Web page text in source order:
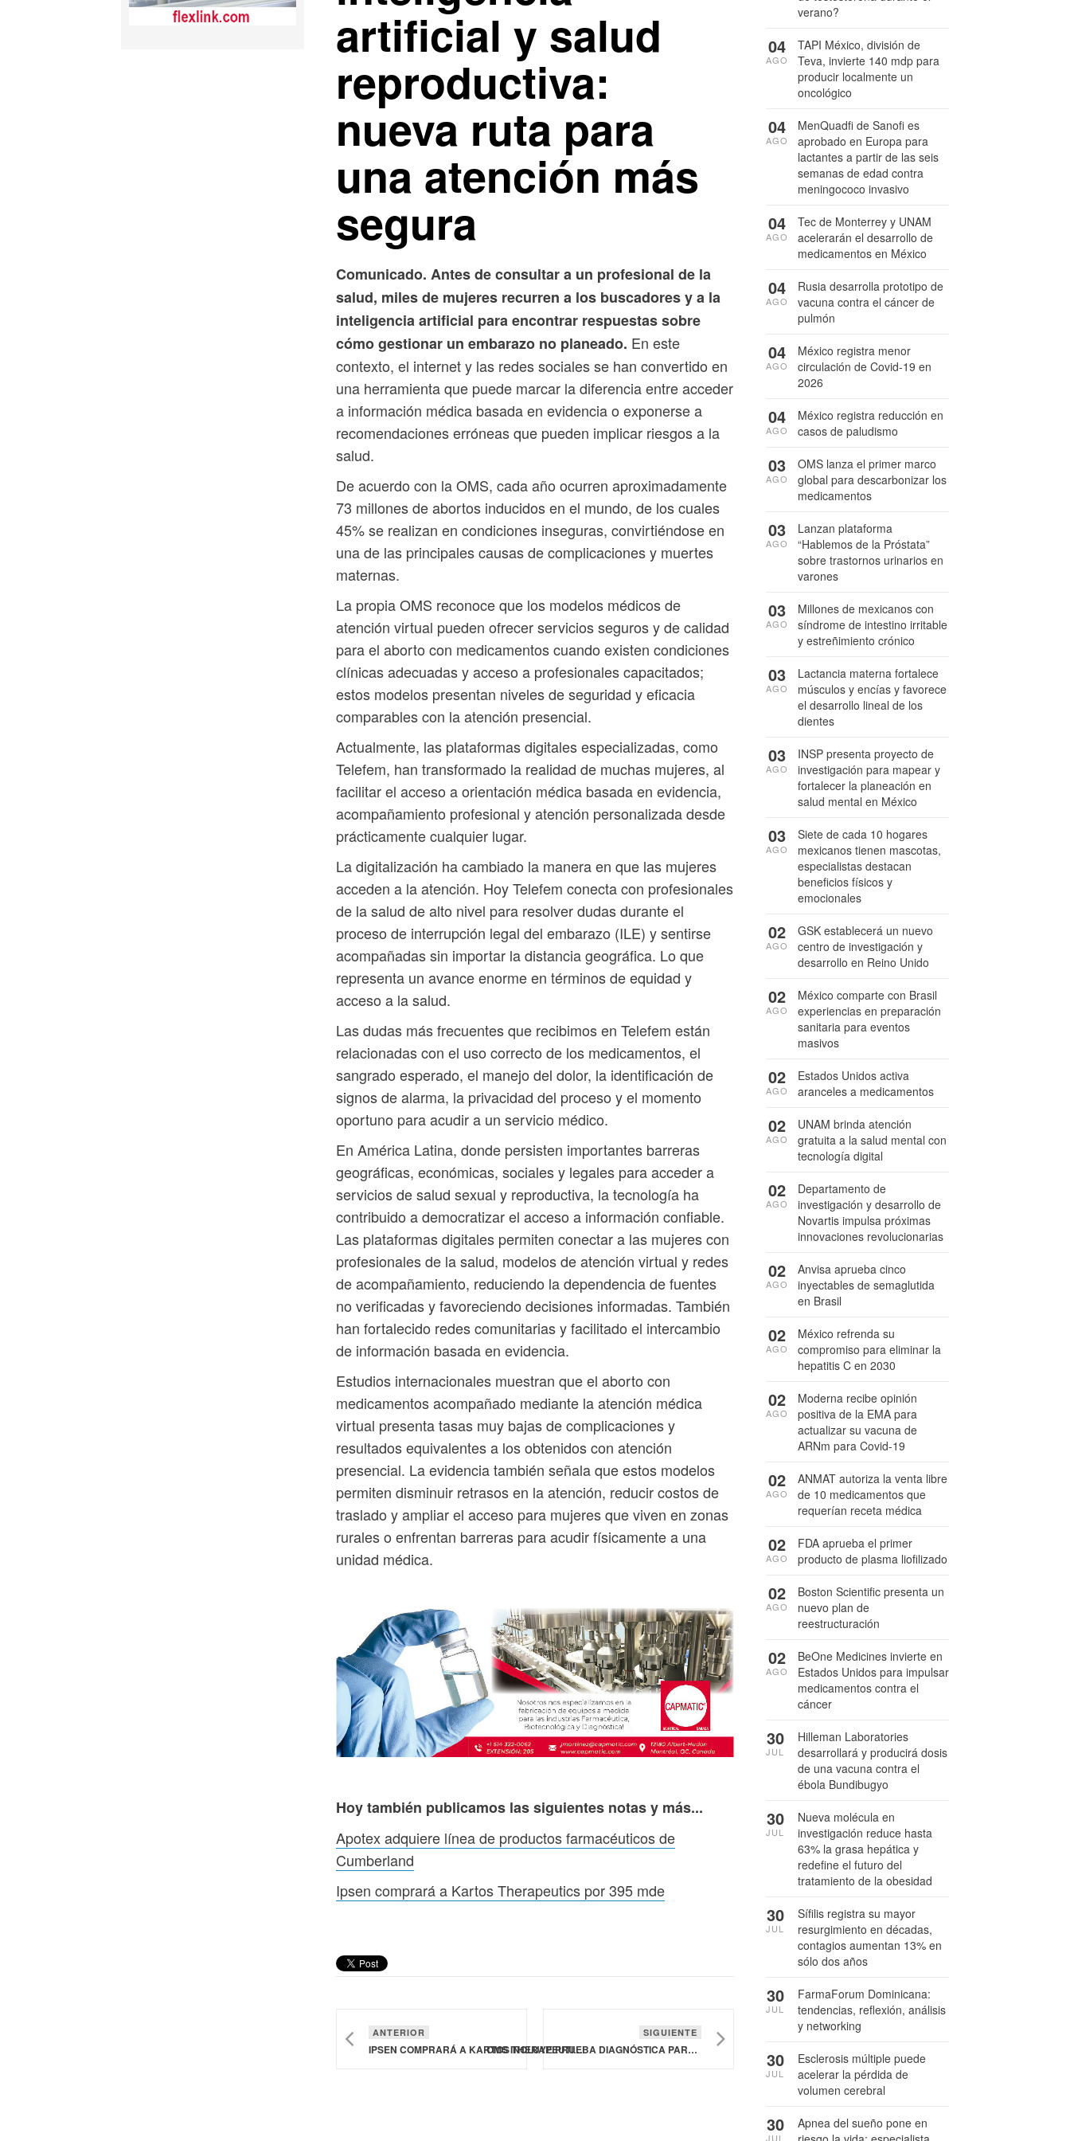
artificial y salud
reproductiva:
nueva ruta para
una atención más
segura
Comunicado. Antes de consultar a un profesional de la
salud, miles de mujeres recurren a los buscadores y a la
inteligencia artificial para encontrar respuestas sobre
cómo gestionar un embarazo no planeado. En este
contexto, el internet y las redes sociales se han convertido en
una herramienta que puede marcar la diferencia entre acceder
a información médica basada en evidencia o exponerse a
recomendaciones erróneas que pueden implicar riesgos a la
salud.
De acuerdo con la OMS, cada año ocurren aproximadamente
73 millones de abortos inducidos en el mundo, de los cuales
45% se realizan en condiciones inseguras, convirtiéndose en
una de las principales causas de complicaciones y muertes
maternas.
La propia OMS reconoce que los modelos médicos de
atención virtual pueden ofrecer servicios seguros y de calidad
para el aborto con medicamentos cuando existen condiciones
clínicas adecuadas y acceso a profesionales capacitados;
estos modelos presentan niveles de seguridad y eficacia
comparables con la atención presencial.
Actualmente, las plataformas digitales especializadas, como
Telefem, han transformado la realidad de muchas mujeres, al
facilitar el acceso a orientación médica basada en evidencia,
acompañamiento profesional y atención personalizada desde
prácticamente cualquier lugar.
La digitalización ha cambiado la manera en que las mujeres
acceden a la atención. Hoy Telefem conecta con profesionales
de la salud de alto nivel para resolver dudas durante el
proceso de interrupción legal del embarazo (ILE) y sentirse
acompañadas sin importar la distancia geográfica. Lo que
representa un avance enorme en términos de equidad y
acceso a la salud.
Las dudas más frecuentes que recibimos en Telefem están
relacionadas con el uso correcto de los medicamentos, el
sangrado esperado, el manejo del dolor, la identificación de
signos de alarma, la privacidad del proceso y el momento
oportuno para acudir a un servicio médico.
En América Latina, donde persisten importantes barreras
geográficas, económicas, sociales y legales para acceder a
servicios de salud sexual y reproductiva, la tecnología ha
contribuido a democratizar el acceso a información confiable.
Las plataformas digitales permiten conectar a las mujeres con
profesionales de la salud, modelos de atención virtual y redes
de acompañamiento, reduciendo la dependencia de fuentes
no verificadas y favoreciendo decisiones informadas. También
han fortalecido redes comunitarias y facilitado el intercambio
de información basada en evidencia.
Estudios internacionales muestran que el aborto con
medicamentos acompañado mediante la atención médica
virtual presenta tasas muy bajas de complicaciones y
resultados equivalentes a los obtenidos con atención
presencial. La evidencia también señala que estos modelos
permiten disminuir retrasos en la atención, reducir costos de
traslado y ampliar el acceso para mujeres que viven en zonas
rurales o enfrentan barreras para acudir físicamente a una
unidad médica.
Hoy también publicamos las siguientes notas y más...
Apotex adquiere línea de productos farmacéuticos de
Cumberland
Ipsen comprará a Kartos Therapeutics por 395 mde
ANTERIOR
IPSEN COMPRARÁ A KARTOS THERAPEUTICS POR 395 MDE
SIGUIENTE
OMS INCLUYE PRUEBA DIAGNÓSTICA PARA DETECTAR ÉBOLA EN SU LISTA DE USO EN EMERGENCIAS
verano?
TAPI México, división de
Teva, invierte 140 mdp para
producir localmente un
oncológico
04
AGO
MenQuadfi de Sanofi es
aprobado en Europa para
lactantes a partir de las seis
semanas de edad contra
meningococo invasivo
04
AGO
Tec de Monterrey y UNAM
acelerarán el desarrollo de
medicamentos en México
04
AGO
Rusia desarrolla prototipo de
vacuna contra el cáncer de
pulmón
04
AGO
México registra menor
circulación de Covid-19 en
2026
04
AGO
México registra reducción en
casos de paludismo
04
AGO
OMS lanza el primer marco
global para descarbonizar los
medicamentos
03
AGO
Lanzan plataforma
“Hablemos de la Próstata”
sobre trastornos urinarios en
varones
03
AGO
Millones de mexicanos con
síndrome de intestino irritable
y estreñimiento crónico
03
AGO
Lactancia materna fortalece
músculos y encías y favorece
el desarrollo lineal de los
dientes
03
AGO
INSP presenta proyecto de
investigación para mapear y
fortalecer la planeación en
salud mental en México
03
AGO
Siete de cada 10 hogares
mexicanos tienen mascotas,
especialistas destacan
beneficios físicos y
emocionales
03
AGO
GSK establecerá un nuevo
centro de investigación y
desarrollo en Reino Unido
02
AGO
México comparte con Brasil
experiencias en preparación
sanitaria para eventos
masivos
02
AGO
Estados Unidos activa
aranceles a medicamentos
02
AGO
UNAM brinda atención
gratuita a la salud mental con
tecnología digital
02
AGO
Departamento de
investigación y desarrollo de
Novartis impulsa próximas
innovaciones revolucionarias
02
AGO
Anvisa aprueba cinco
inyectables de semaglutida
en Brasil
02
AGO
México refrenda su
compromiso para eliminar la
hepatitis C en 2030
02
AGO
Moderna recibe opinión
positiva de la EMA para
actualizar su vacuna de
ARNm para Covid-19
02
AGO
ANMAT autoriza la venta libre
de 10 medicamentos que
requerían receta médica
02
AGO
FDA aprueba el primer
producto de plasma liofilizado
02
AGO
Boston Scientific presenta un
nuevo plan de
reestructuración
02
AGO
BeOne Medicines invierte en
Estados Unidos para impulsar
medicamentos contra el
cáncer
02
AGO
Hilleman Laboratories
desarrollará y producirá dosis
de una vacuna contra el
ébola Bundibugyo
30
JUL
Nueva molécula en
investigación reduce hasta
63% la grasa hepática y
redefine el futuro del
tratamiento de la obesidad
30
JUL
Sífilis registra su mayor
resurgimiento en décadas,
contagios aumentan 13% en
sólo dos años
30
JUL
FarmaForum Dominicana:
tendencias, reflexión, análisis
y networking
30
JUL
Esclerosis múltiple puede
acelerar la pérdida de
volumen cerebral
30
JUL
Apnea del sueño pone en
30
JUL